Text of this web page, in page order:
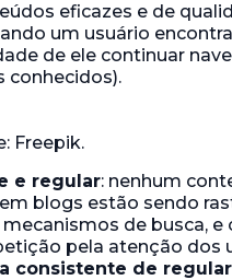
eficazes e de
um usuário
de ele continuar
conhecidos).
e regular: nenhum
blogs estão sendo
de busca,
pela atenção dos
consistente de regular